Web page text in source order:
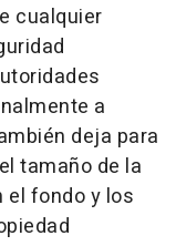
cualquier
a
deja para
tamaño de la
fondo y los